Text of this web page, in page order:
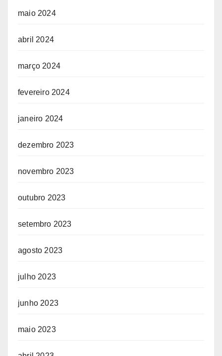
maio 2024
abril 2024
março 2024
fevereiro 2024
janeiro 2024
dezembro 2023
novembro 2023
outubro 2023
setembro 2023
agosto 2023
julho 2023
junho 2023
maio 2023